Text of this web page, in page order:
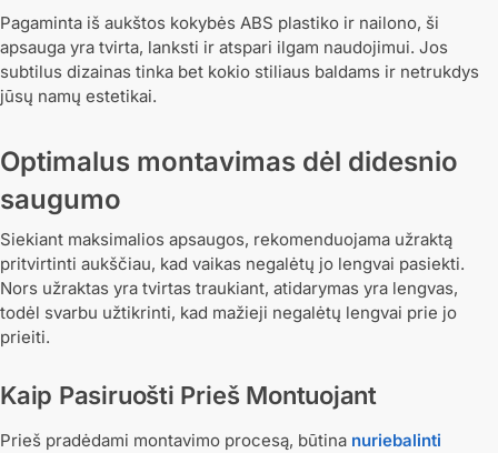
Pagaminta iš aukštos kokybės ABS plastiko ir nailono, ši
apsauga yra tvirta, lanksti ir atspari ilgam naudojimui. Jos
subtilus dizainas tinka bet kokio stiliaus baldams ir netrukdys
jūsų namų estetikai.
Optimalus montavimas dėl didesnio
saugumo
Siekiant maksimalios apsaugos, rekomenduojama užraktą
pritvirtinti aukščiau, kad vaikas negalėtų jo lengvai pasiekti.
Nors užraktas yra tvirtas traukiant, atidarymas yra lengvas,
todėl svarbu užtikrinti, kad mažieji negalėtų lengvai prie jo
prieiti.
Kaip Pasiruošti Prieš Montuojant
Prieš pradėdami montavimo procesą, būtina nuriebalinti